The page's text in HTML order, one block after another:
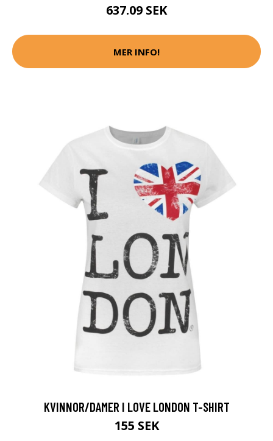
637.09 SEK
MER INFO!
KVINNOR/DAMER I LOVE LONDON T-SHIRT
155 SEK